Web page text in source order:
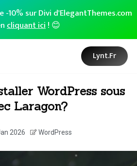
-10% sur Divi d'ElegantThemes.com
cliquant ici! 😊
Lynt.fr
WordPress sous
Laragon?
2026 WordPress